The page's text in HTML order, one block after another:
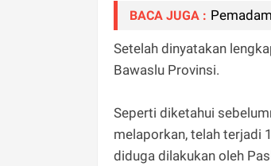
BACA JUGA :
Setelah dinyatakan
Bawaslu Provinsi.
Seperti diketahui
melaporkan, telah terjadi
diduga dilakukan oleh